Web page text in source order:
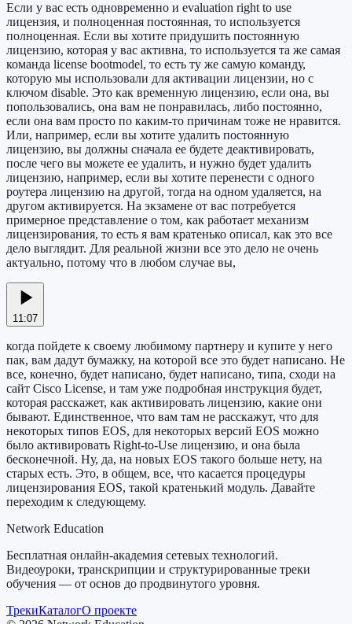
Если у вас есть одновременно и evaluation right to use
лицензия, и полноценная постоянная, то используется
полноценная. Если вы хотите придушить постоянную
лицензию, которая у вас активна, то используется та же самая
команда license bootmodel, то есть ту же самую команду,
которую мы использовали для активации лицензии, но с
ключом disable. Это как временную лицензию, если она, вы
попользовались, она вам не понравилась, либо постоянно,
если она вам просто по каким-то причинам тоже не нравится.
Или, например, если вы хотите удалить постоянную
лицензию, вы должны сначала ее будете деактивировать,
после чего вы можете ее удалить, и нужно будет удалить
лицензию, например, если вы хотите перенести с одного
роутера лицензию на другой, тогда на одном удаляется, на
другом активируется. На экзамене от вас потребуется
примерное представление о том, как работает механизм
лицензирования, то есть я вам кратенько описал, как это все
дело выглядит. Для реальной жизни все это дело не очень
актуально, потому что в любом случае вы,
11:07
когда пойдете к своему любимому партнеру и купите у него
пак, вам дадут бумажку, на которой все это будет написано. Не
все, конечно, будет написано, будет написано, типа, сходи на
сайт Cisco License, и там уже подробная инструкция будет,
которая расскажет, как активировать лицензию, какие они
бывают. Единственное, что вам там не расскажут, что для
некоторых типов EOS, для некоторых версий EOS можно
было активировать Right-to-Use лицензию, и она была
бесконечной. Ну, да, на новых EOS такого больше нету, на
старых есть. Это, в общем, все, что касается процедуры
лицензирования EOS, такой кратенький модуль. Давайте
переходим к следующему.
Network Education
Бесплатная онлайн-академия сетевых технологий.
Видеоуроки, транскрипции и структурированные треки
обучения — от основ до продвинутого уровня.
ТрекиКаталогО проекте